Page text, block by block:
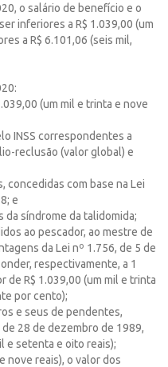
o salário de benefício e o
inferiores a R$ 1.039,00 (um
a R$ 6.101,06 (seis mil,
(um mil e trinta e nove
INSS correspondentes a
reclusão (valor global) e
concedidas com base na Lei
e
da síndrome da talidomida;
ao pescador, ao mestre de
da Lei nº 1.756, de 5 de
respectivamente, a 1
de R$ 1.039,00 (um mil e trinta
por cento);
e seus de pendentes,
28 de dezembro de 1989,
e setenta e oito reais);
nove reais), o valor dos